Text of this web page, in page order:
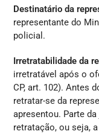
Destinatário da
representante do
policial.
Irretratabilidade da
irretratável após o
CP, art. 102). Antes
retratar-se da
apresentou. Parte
retratação, ou seja,